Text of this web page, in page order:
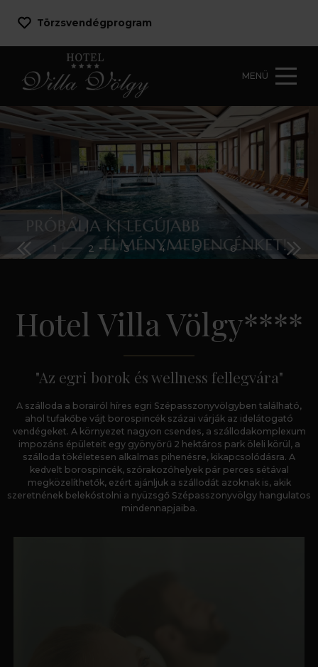
Törzsvendégprogram
MENÜ
1 2 3 4 5 6
Hotel Villa Völgy****
"Az egri borok és wellness fellegvára"
A szálloda a borairól híres egri Szépasszonyvölgyben található,
ahol tufakőbe vájt borospincék százai várják az idelátogató
vendégeket. A környezet nagyon csendes, a szállodakomplexum
impozáns épületeit egy gyönyörű 2 hektáros park öleli körül, a
szálloda tökéletesen alkalmas pihenésre, kikapcsolódásra. A
kedvelt borospincék, szórakozóhelyek pár perces sétával
megközelíthetők, ezért ajánljuk a szállodát azoknak is, akik
szeretnének belekóstolni a nyüzsgő Szépasszonyvölgy hangulatos
mindennapjaiba.